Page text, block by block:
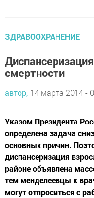
ЗДРАВООХРАНЕНИЕ
смертности
автор, 14 марта 2014 -
Указом Президента
определена задача
основных причин.
диспансеризация
районе объявлена
тем менделеевцы к
могут отпроситься с